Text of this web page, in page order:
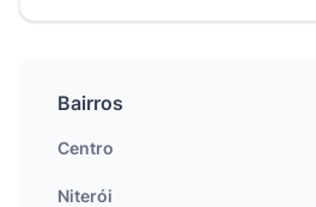
Bairros
Centro
Niterói